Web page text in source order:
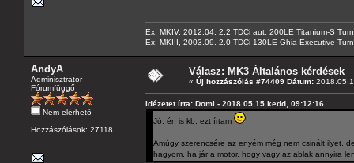
Ex: MKIV, 2012.04. 2.2 TDCi aut. 200LE Titanium-S
Ex: MKIII, 2003.09. 2.0 TDCi 130LE Ghia-Executive
AndyA
Adminisztrátor
Fórumfüggő
Nem elérhető
Hozzászólások: 27118
Válasz: MK3 Általános kérdések
« Új hozzászólás #74409 Dátum:
Idézetet írta: Domi - 2018.05.15 kedd, 09:12:16
Jó, én is kb. ezt írtam
Amúgy szerencsére az enyém még nem csinált ilyet,
hagyom, ha jár a motor, hogy vagy az ablak annyira